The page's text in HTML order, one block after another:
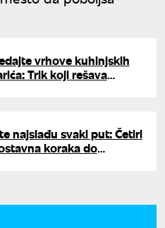
vrhove kuhinjskih
Trik koji rešava
najslađu svaki put: Četiri
koraka do